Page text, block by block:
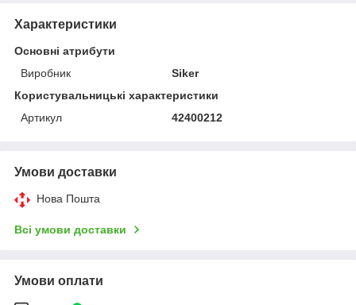
Характеристики
Основні атрибути
Виробник
Siker
Користувальницькі характеристики
Артикул
42400212
Умови доставки
Нова Пошта
Всі умови доставки
Умови оплати